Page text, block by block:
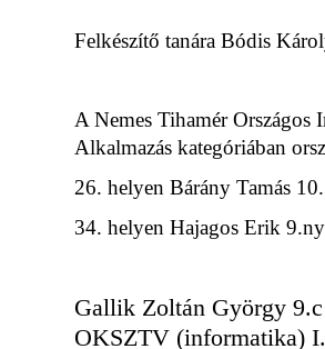
Felkészítő tanára Bódis
A Nemes Tihamér
Alkalmazás kategóriában
26. helyen Bárány Tamás
34. helyen Hajagos Erik
Gallik Zoltán György
OKSZTV (informatika)